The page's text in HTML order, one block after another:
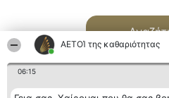
ΑΕΤΟΊ της καθαριότητας
06:15